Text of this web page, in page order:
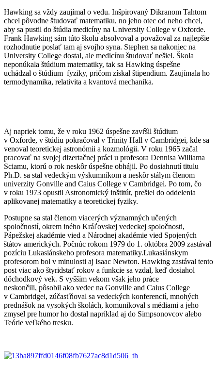
Hawking sa vždy zaujímal o vedu. Inšpirovaný Dikranom Tahtom
chcel pôvodne študovať matematiku, no jeho otec od neho chcel,
aby sa pustil do štúdia medicíny na University College v Oxforde.
Frank Hawking sám túto školu absolvoval a považoval za najlepšie
rozhodnutie poslať tam aj svojho syna. Stephen sa nakoniec na
University College dostal, ale medicínu študovať nešiel. Škola
neponúkala štúdium matematiky, tak sa Hawking úspešne
uchádzal o štúdium fyziky, pričom získal štipendium. Zaujímala ho
termodynamika, relativita a kvantová mechanika.
Aj napriek tomu, že v roku 1962 úspešne zavŕšil štúdium
v Oxforde, v štúdiu pokračoval v Trinity Hall v Cambridgei, kde sa
venoval teoretickej astronómii a kozmológii. V roku 1965 začal
pracovať na svojej dizertačnej práci u profesora Dennisa Williama
Sciamu, ktorú o rok neskôr úspešne obhájil. Po dosiahnutí titulu
Ph.D. sa stal vedeckým výskumníkom a neskôr stálym členom
univerzity Gonville and Caius College v Cambridgei. Po tom, čo
v roku 1973 opustil Astronomický inštitút, prešiel do oddelenia
aplikovanej matematiky a teoretickej fyziky.
Postupne sa stal členom viacerých významných učených
spoločností, okrem iného Kráľovskej vedeckej spoločnosti,
Pápežskej akadémie vied a Národnej akadémie vied Spojených
štátov amerických. Počnúc rokom 1979 do 1. októbra 2009 zastával
pozíciu Lukasiánskeho profesora matematiky.Lukasiánskym
profesorom bol v minulosti aj Isaac Newton. Hawking zastával tento
post viac ako štyridstať rokov a funkcie sa vzdal, keď dosiahol
dôchodkový vek. S vyšším vekom však jeho práce
neskončili, pôsobil ako vedec na Gonville and Caius College
v Cambridgei, zúčasťňoval sa vedeckých konferencií, mnohých
prednášok na vysokých školách, komunikoval s médiami a jeho
zmysel pre humor ho dostal napríklad aj do Simpsonovcov alebo
Teórie veľkého tresku.